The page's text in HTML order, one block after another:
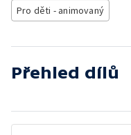
Pro děti - animovaný
Přehled dílů